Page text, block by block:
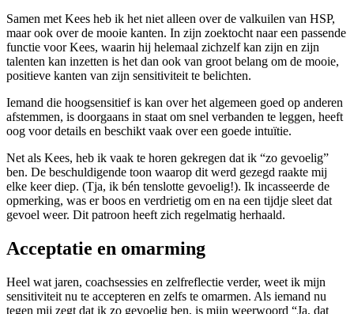
Samen met Kees heb ik het niet alleen over de valkuilen van HSP,
maar ook over de mooie kanten. In zijn zoektocht naar een passende
functie voor Kees, waarin hij helemaal zichzelf kan zijn en zijn
talenten kan inzetten is het dan ook van groot belang om de mooie,
positieve kanten van zijn sensitiviteit te belichten.
Iemand die hoogsensitief is kan over het algemeen goed op anderen
afstemmen, is doorgaans in staat om snel verbanden te leggen, heeft
oog voor details en beschikt vaak over een goede intuïtie.
Net als Kees, heb ik vaak te horen gekregen dat ik “zo gevoelig”
ben. De beschuldigende toon waarop dit werd gezegd raakte mij
elke keer diep. (Tja, ik bén tenslotte gevoelig!). Ik incasseerde de
opmerking, was er boos en verdrietig om en na een tijdje sleet dat
gevoel weer. Dit patroon heeft zich regelmatig herhaald.
Acceptatie en omarming
Heel wat jaren, coachsessies en zelfreflectie verder, weet ik mijn
sensitiviteit nu te accepteren en zelfs te omarmen. Als iemand nu
tegen mij zegt dat ik zo gevoelig ben, is mijn weerwoord “Ja, dat